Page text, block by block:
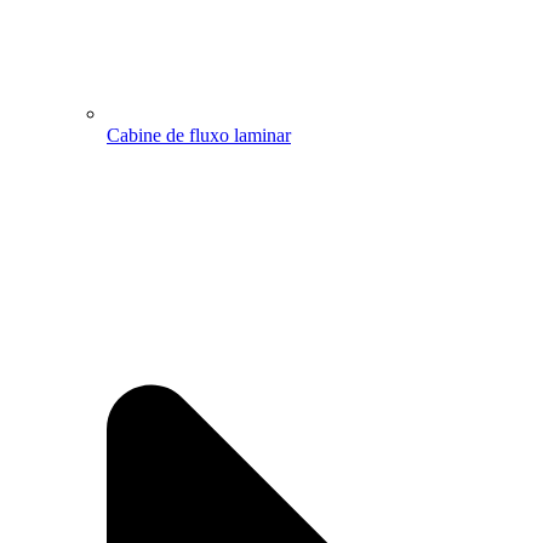
Cabine de fluxo laminar